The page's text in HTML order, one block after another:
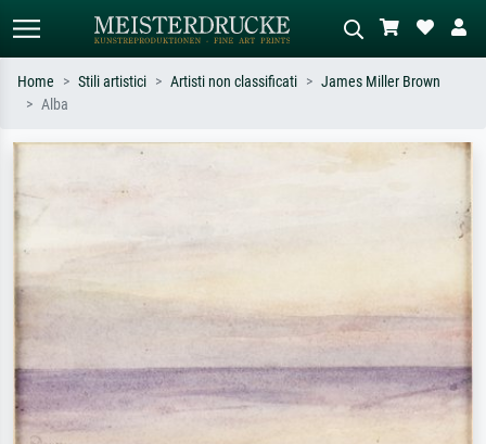
Impressionismo, onda di Hokusai,
Descrivi la scena – es. prato verde,
Home Stili artistici Artisti non classificati
James Miller Brown
Alba